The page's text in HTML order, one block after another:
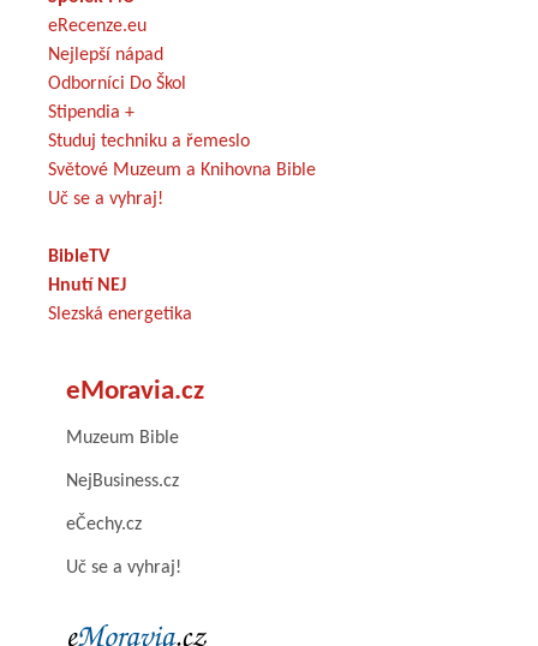
eRecenze.eu
Nejlepší nápad
Odborníci Do Škol
Stipendia +
Studuj techniku a řemeslo
Světové Muzeum a Knihovna Bible
Uč se a vyhraj!
BibleTV
Hnutí NEJ
Slezská energetika
eMoravia.cz
Muzeum Bible
NejBusiness.cz
eČechy.cz
Uč se a vyhraj!